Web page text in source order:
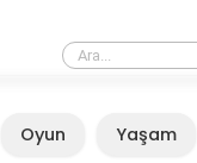
Lamar ve porselen tezgah
Oyun Yaşam